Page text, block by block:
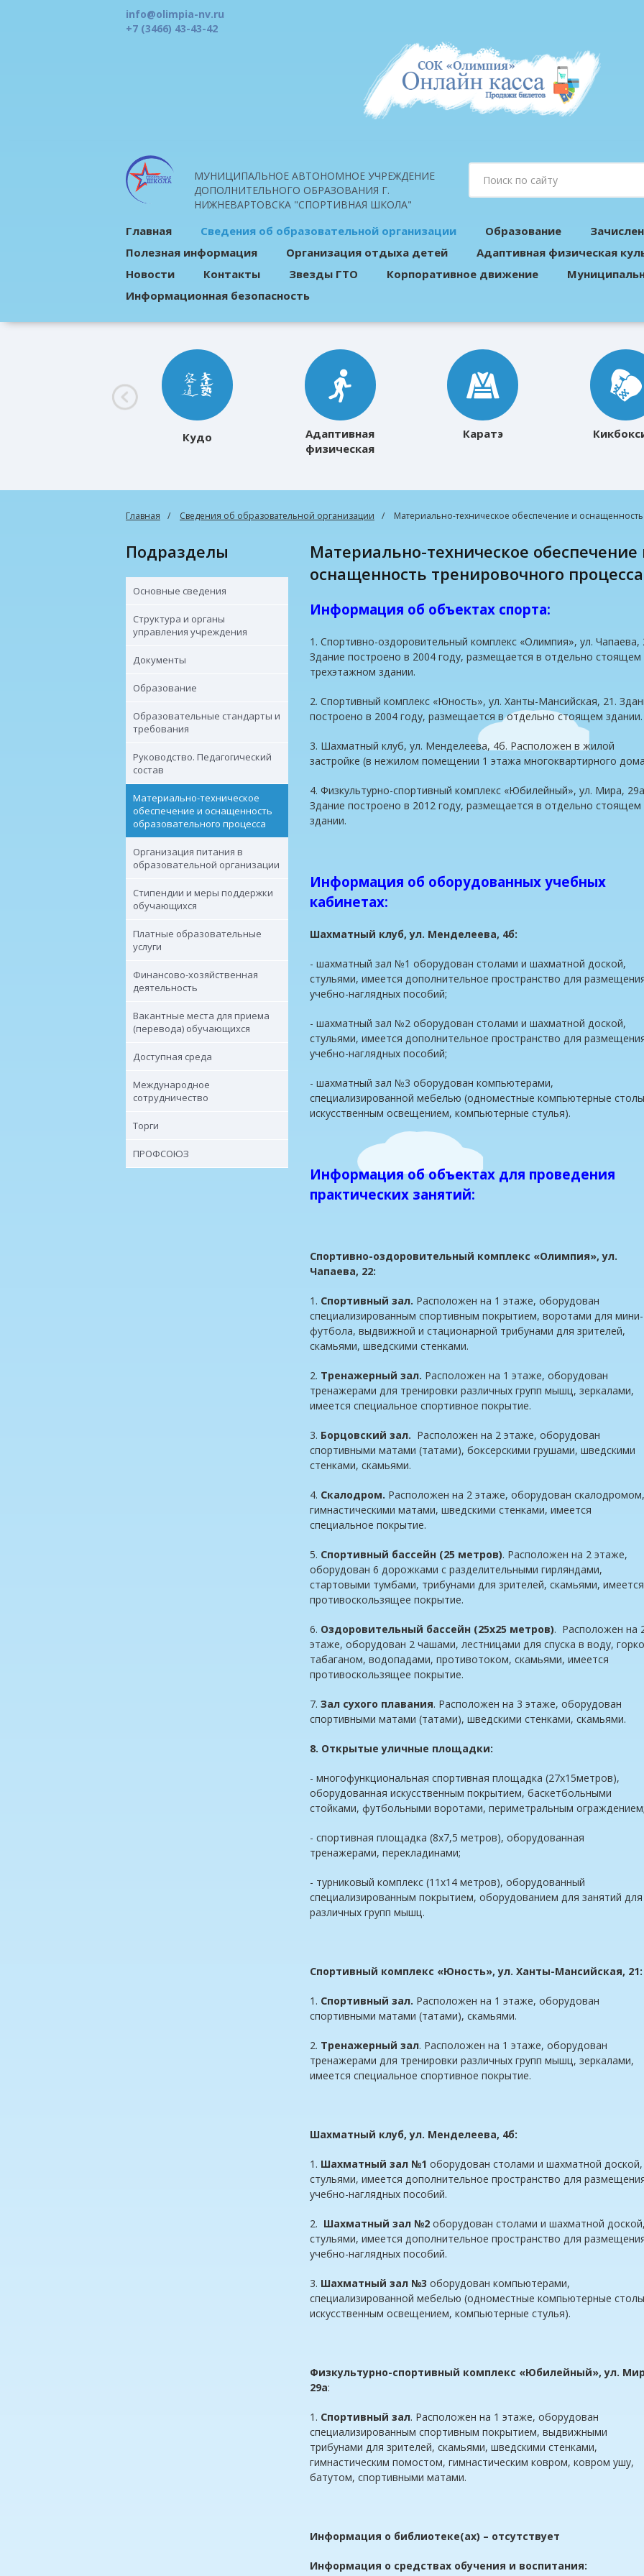
info@olimpia-nv.ru
+7 (3466) 43-43-42
МУНИЦИПАЛЬНОЕ АВТОНОМНОЕ УЧРЕЖДЕНИЕ
ДОПОЛНИТЕЛЬНОГО ОБРАЗОВАНИЯ Г.
НИЖНЕВАРТОВСКА "СПОРТИВНАЯ ШКОЛА"
Главная Сведения об образовательной организации Образование
Полезная информация
Организация отдыха детей
Адаптивная физическая
Новости
Контакты Звезды ГТО Корпоративное движение
Информационная безопасность
Кудо
Адаптивная
физическая
Каратэ
Главная Сведения об образовательной организации Материально-техническое обеспечение и
Подразделы
Основные сведения
Структура и органы
управления учреждения
Документы
Образование
Образовательные стандарты и
требования
Руководство. Педагогический
состав
Материально-техническое
обеспечение и оснащенность
образовательного процесса
Организация питания в
образовательной организации
Стипендии и меры поддержки
обучающихся
Платные образовательные
услуги
Финансово-хозяйственная
деятельность
Вакантные места для приема
(перевода) обучающихся
Доступная среда
Международное
сотрудничество
Торги
ПРОФСОЮЗ
Материально-техническое обеспечение и
оснащенность тренировочного процесса
Информация об объектах спорта:
1. Спортивно-оздоровительный комплекс «Олимпия», ул. Чапаева,
Здание построено в 2004 году, размещается в отдельно стоящем
трехэтажном здании.
2. Спортивный комплекс «Юность», ул. Ханты-Мансийская, 21.
построено в 2004 году, размещается в отдельно стоящем здании.
3. Шахматный клуб, ул. Менделеева, 4б. Расположен в жилой
застройке (в нежилом помещении 1 этажа многоквартирного
4. Физкультурно-спортивный комплекс «Юбилейный», ул. Мира,
Здание построено в 2012 году, размещается в отдельно стоящем
здании.
Информация об оборудованных учебных
кабинетах:
Шахматный клуб, ул. Менделеева, 4б:
- шахматный зал №1 оборудован столами и шахматной доской,
стульями, имеется дополнительное пространство для
учебно-наглядных пособий;
- шахматный зал №2 оборудован столами и шахматной доской,
стульями, имеется дополнительное пространство для
учебно-наглядных пособий;
- шахматный зал №3 оборудован компьютерами,
специализированной мебелью (одноместные компьютерные
искусственным освещением, компьютерные стулья).
Информация об объектах для проведения
практических занятий:
Спортивно-оздоровительный комплекс «Олимпия», ул.
Чапаева, 22:
1. Спортивный зал. Расположен на 1 этаже, оборудован
специализированным спортивным покрытием, воротами для мини-
футбола, выдвижной и стационарной трибунами для зрителей,
скамьями, шведскими стенками.
2. Тренажерный зал. Расположен на 1 этаже, оборудован
тренажерами для тренировки различных групп мышц, зеркалами,
имеется специальное спортивное покрытие.
3. Борцовский зал. Расположен на 2 этаже, оборудован
спортивными матами (татами), боксерскими грушами, шведскими
стенками, скамьями.
4. Скалодром. Расположен на 2 этаже, оборудован скалодромом,
гимнастическими матами, шведскими стенками, имеется
специальное покрытие.
5. Спортивный бассейн (25 метров). Расположен на 2 этаже,
оборудован 6 дорожками с разделительными гирляндами,
стартовыми тумбами, трибунами для зрителей, скамьями, имеется
противоскользящее покрытие.
6. Оздоровительный бассейн (25х25 метров). Расположен на
этаже, оборудован 2 чашами, лестницами для спуска в воду,
табаганом, водопадами, противотоком, скамьями, имеется
противоскользящее покрытие.
7. Зал сухого плавания. Расположен на 3 этаже, оборудован
спортивными матами (татами), шведскими стенками, скамьями.
8. Открытые уличные площадки:
- многофункциональная спортивная площадка (27х15метров),
оборудованная искусственным покрытием, баскетбольными
стойками, футбольными воротами, периметральным
- спортивная площадка (8х7,5 метров), оборудованная
тренажерами, перекладинами;
- турниковый комплекс (11х14 метров), оборудованный
специализированным покрытием, оборудованием для занятий для
различных групп мышц.
Спортивный комплекс «Юность», ул. Ханты-Мансийская, 21:
1. Спортивный зал. Расположен на 1 этаже, оборудован
спортивными матами (татами), скамьями.
2. Тренажерный зал. Расположен на 1 этаже, оборудован
тренажерами для тренировки различных групп мышц, зеркалами,
имеется специальное спортивное покрытие.
Шахматный клуб, ул. Менделеева, 4б:
1. Шахматный зал №1 оборудован столами и шахматной доской,
стульями, имеется дополнительное пространство для
учебно-наглядных пособий.
2. Шахматный зал №2 оборудован столами и шахматной
стульями, имеется дополнительное пространство для
учебно-наглядных пособий.
3. Шахматный зал №3 оборудован компьютерами,
специализированной мебелью (одноместные компьютерные
искусственным освещением, компьютерные стулья).
Физкультурно-спортивный комплекс «Юбилейный», ул.
29а:
1. Спортивный зал. Расположен на 1 этаже, оборудован
специализированным спортивным покрытием, выдвижными
трибунами для зрителей, скамьями, шведскими стенками,
гимнастическим помостом, гимнастическим ковром, ковром ушу,
батутом, спортивными матами.
Информация о библиотеке(ах) – отсутствует
Информация о средствах обучения и воспитания: